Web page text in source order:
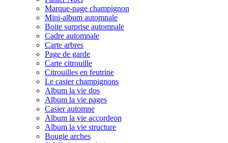
Marque-page champignon
Mini-album automnale
Boite surprise automnale
Cadre automnale
Carte arbres
Page de garde
Carte citrouille
Citrouilles en feutrine
Le casier champignons
Album la vie dos
Album la vie pages
Casier automne
Album la vie accordeon
Album la vie structure
Bougie arches